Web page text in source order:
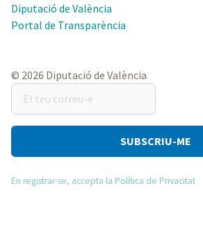
Diputació de València
Portal de Transparència
© 2026 Diputació de València
El
teu
correu-
En registrar-se, accepta la Política de Privacitat